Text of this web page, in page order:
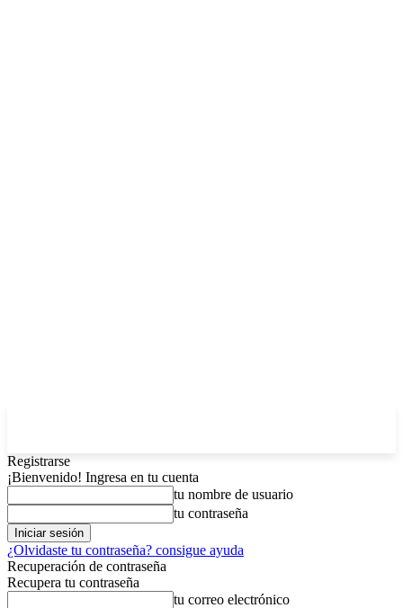
Registrarse
¡Bienvenido! Ingresa en tu cuenta
tu nombre de usuario
tu contraseña
¿Olvidaste tu contraseña? consigue ayuda
Recuperación de contraseña
Recupera tu contraseña
tu correo electrónico